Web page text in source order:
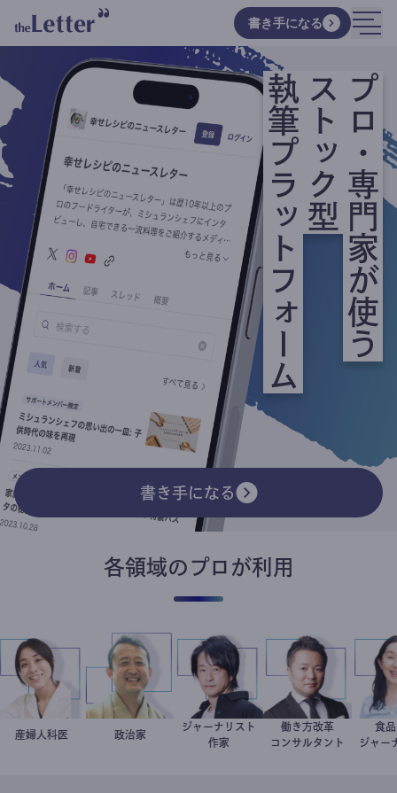
書き手になる
プロ・専門家が使う
ストック型
執筆プラットフォーム
書き手になる
各領域のプロが利用
稲葉可奈子
産婦人科医 小坂英二
政治家 鈴木エイト
ジャーナリスト
作家
新田龍
働き方改革
コンサルタント
ジ